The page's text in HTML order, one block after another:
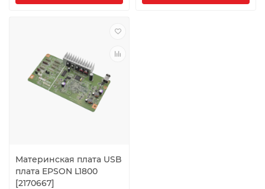
Материнская плата USB
плата EPSON L1800
[2170667]